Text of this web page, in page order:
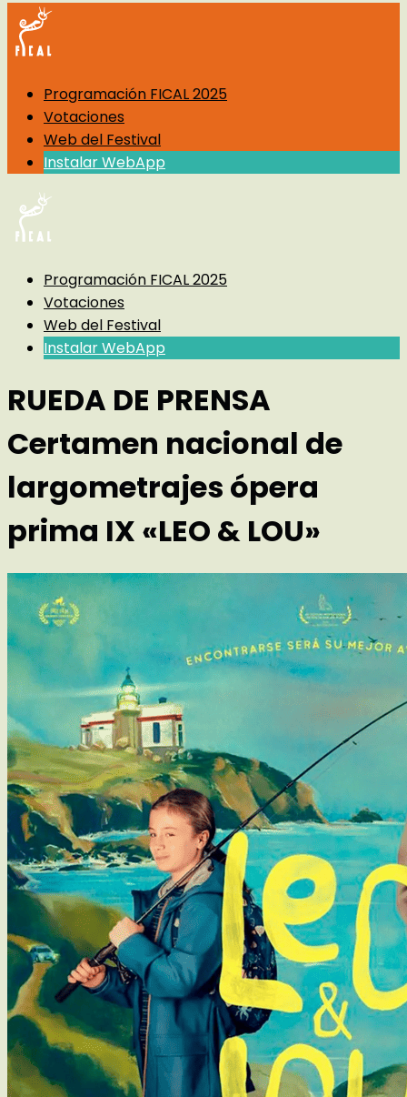
Programación FICAL 2025
Votaciones
Web del Festival
Instalar WebApp
Programación FICAL 2025
Votaciones
Web del Festival
Instalar WebApp
RUEDA DE PRENSA
Certamen nacional de
largometrajes ópera
prima IX «LEO & LOU»